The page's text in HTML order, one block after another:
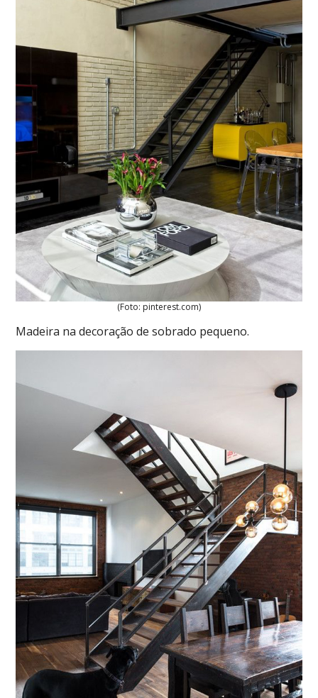
(Foto: pinterest.com)
Madeira na decoração de sobrado pequeno.